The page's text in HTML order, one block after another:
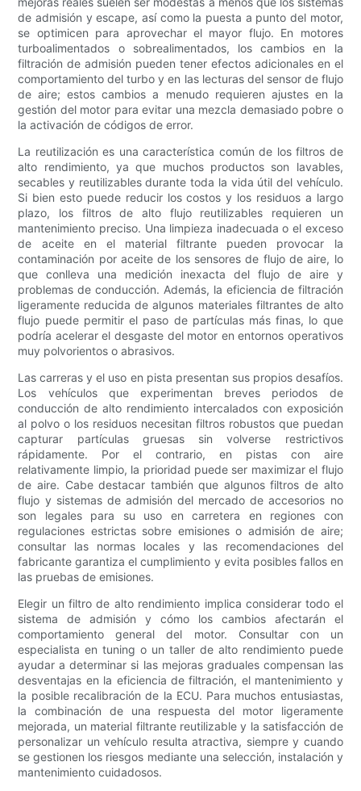
de admisión y escape, así como la puesta a punto del motor,
se optimicen para aprovechar el mayor flujo. En motores
turboalimentados o sobrealimentados, los cambios en la
filtración de admisión pueden tener efectos adicionales en el
comportamiento del turbo y en las lecturas del sensor de flujo
de aire; estos cambios a menudo requieren ajustes en la
gestión del motor para evitar una mezcla demasiado pobre o
la activación de códigos de error.
La reutilización es una característica común de los filtros de
alto rendimiento, ya que muchos productos son lavables,
secables y reutilizables durante toda la vida útil del vehículo.
Si bien esto puede reducir los costos y los residuos a largo
plazo, los filtros de alto flujo reutilizables requieren un
mantenimiento preciso. Una limpieza inadecuada o el exceso
de aceite en el material filtrante pueden provocar la
contaminación por aceite de los sensores de flujo de aire, lo
que conlleva una medición inexacta del flujo de aire y
problemas de conducción. Además, la eficiencia de filtración
ligeramente reducida de algunos materiales filtrantes de alto
flujo puede permitir el paso de partículas más finas, lo que
podría acelerar el desgaste del motor en entornos operativos
muy polvorientos o abrasivos.
Las carreras y el uso en pista presentan sus propios desafíos.
Los vehículos que experimentan breves periodos de
conducción de alto rendimiento intercalados con exposición
al polvo o los residuos necesitan filtros robustos que puedan
capturar partículas gruesas sin volverse restrictivos
rápidamente. Por el contrario, en pistas con aire
relativamente limpio, la prioridad puede ser maximizar el flujo
de aire. Cabe destacar también que algunos filtros de alto
flujo y sistemas de admisión del mercado de accesorios no
son legales para su uso en carretera en regiones con
regulaciones estrictas sobre emisiones o admisión de aire;
consultar las normas locales y las recomendaciones del
fabricante garantiza el cumplimiento y evita posibles fallos en
las pruebas de emisiones.
Elegir un filtro de alto rendimiento implica considerar todo el
sistema de admisión y cómo los cambios afectarán el
comportamiento general del motor. Consultar con un
especialista en tuning o un taller de alto rendimiento puede
ayudar a determinar si las mejoras graduales compensan las
desventajas en la eficiencia de filtración, el mantenimiento y
la posible recalibración de la ECU. Para muchos entusiastas,
la combinación de una respuesta del motor ligeramente
mejorada, un material filtrante reutilizable y la satisfacción de
personalizar un vehículo resulta atractiva, siempre y cuando
se gestionen los riesgos mediante una selección, instalación y
mantenimiento cuidadosos.